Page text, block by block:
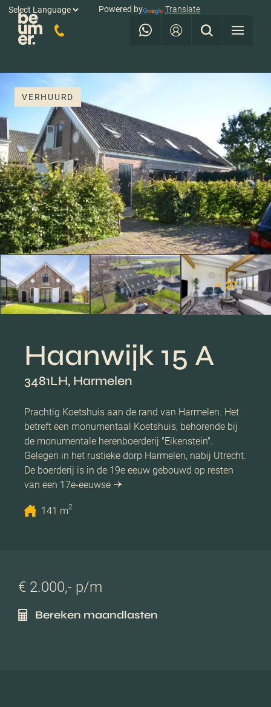
Powered by Translate
VERHUURD
+ 21
Haanwijk 15 A
3481LH, Harmelen
Prachtig Koetshuis aan de rand van Harmelen. Het
betreft een monumentaal Koetshuis, behorende bij
de monumentale herenboerderij "Eikenstein".
Gelegen in het rustieke dorp Harmelen, nabij Utrecht.
De boerderij is in de 19e eeuw gebouwd op resten
van een 17e-eeuwse
141 m2
€ 2.000,- p/m
Bereken maandlasten